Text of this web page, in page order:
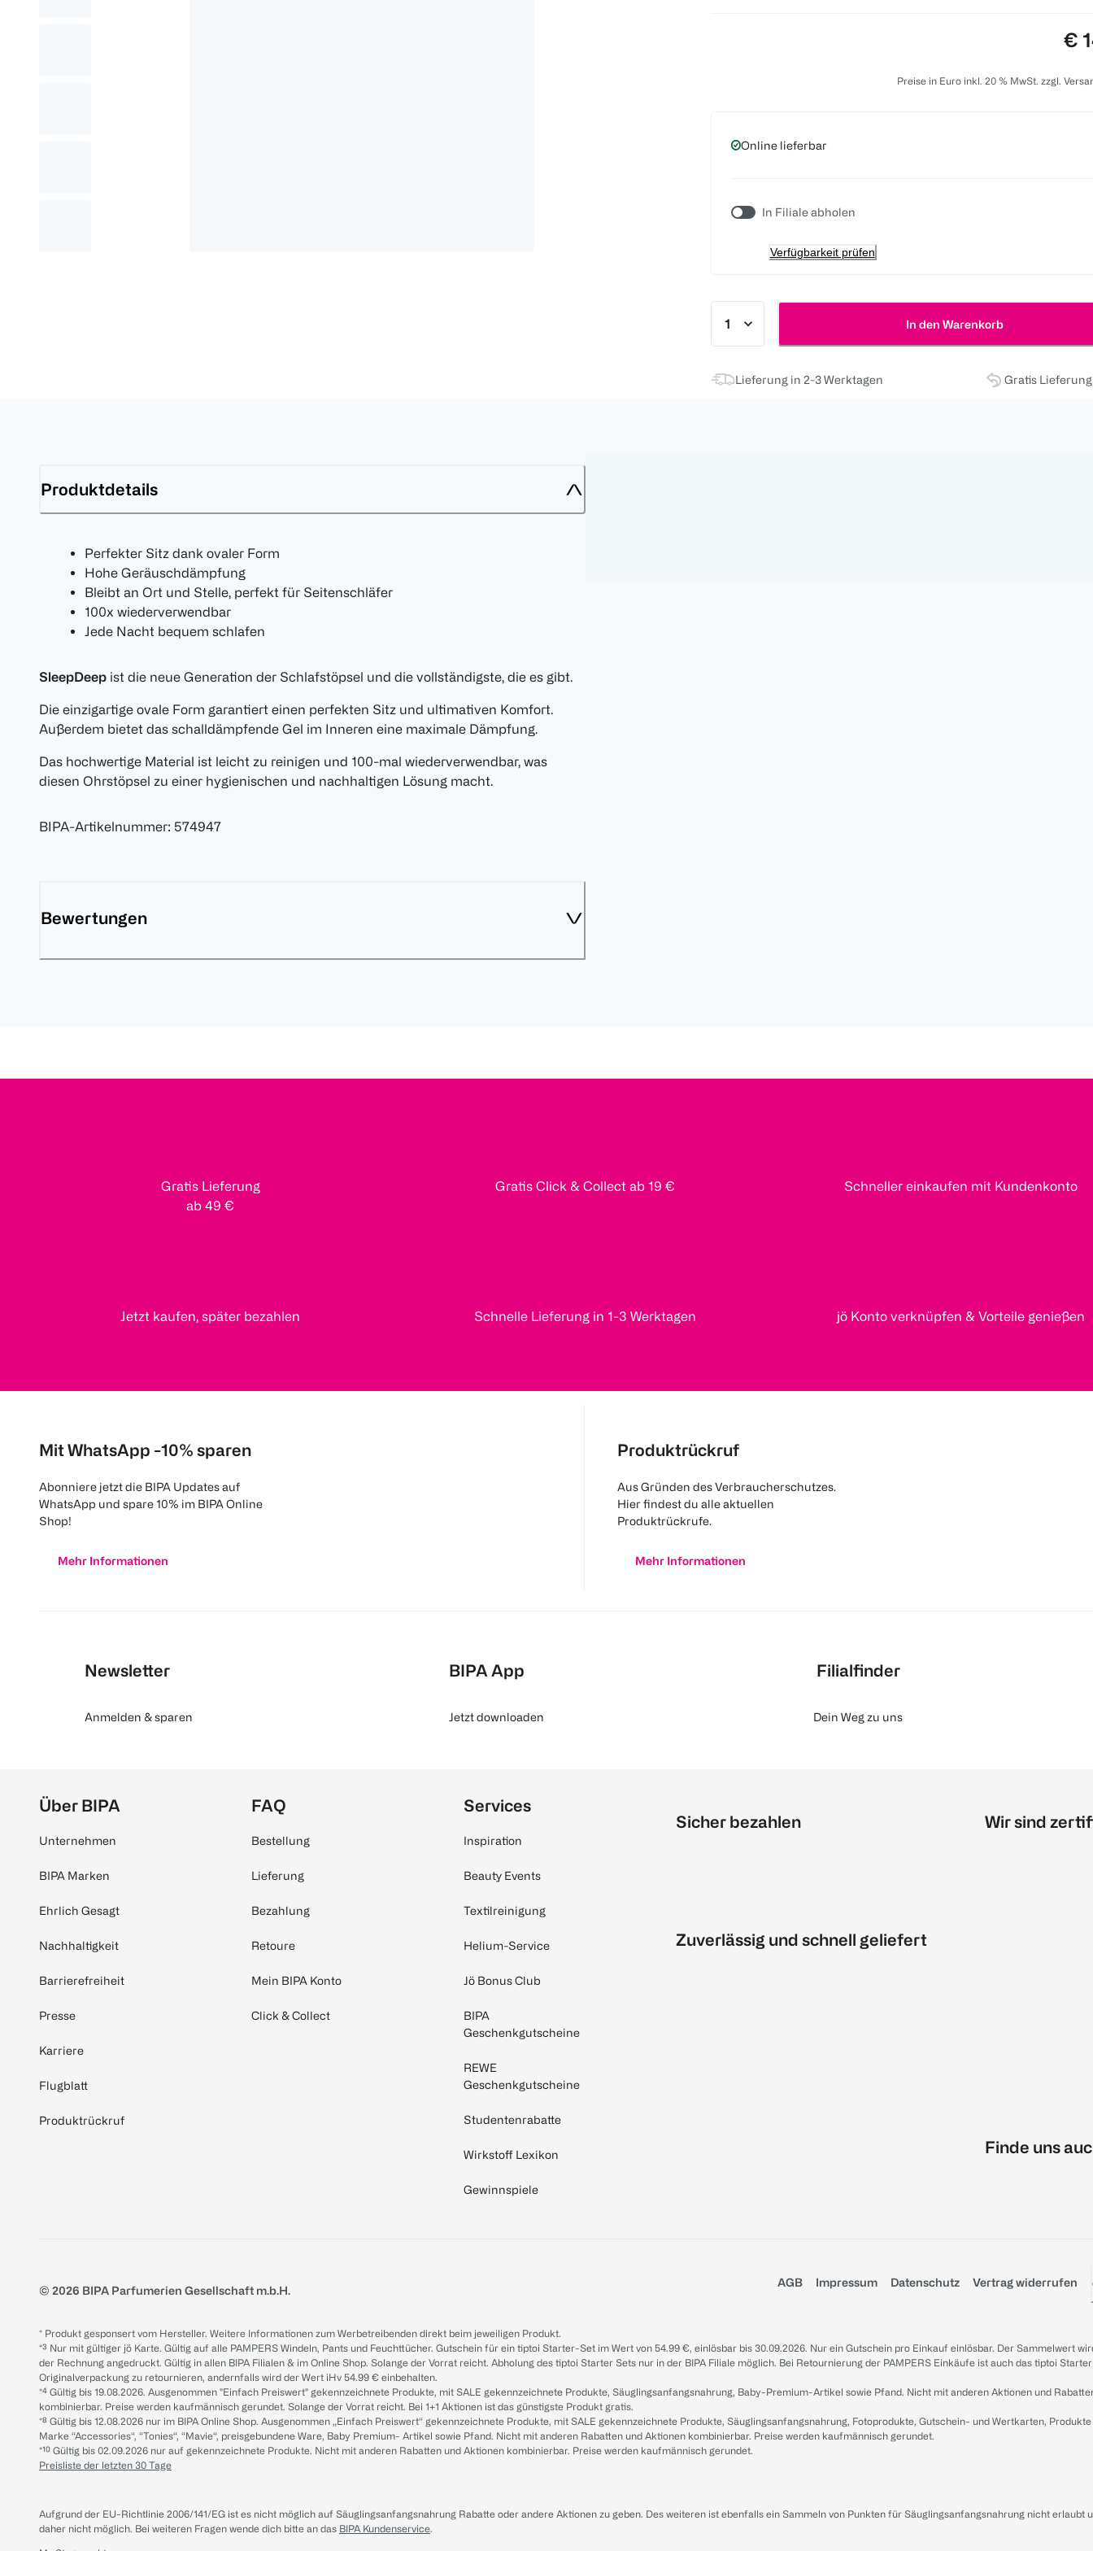
€
Preise in Euro inkl. 20 % MwSt. zzgl.
Online lieferbar
In Filiale abholen
Verfügbarkeit prüfen
In den Warenkorb
Lieferung in 2-3 Werktagen Gratis
Produktdetails
Perfekter Sitz dank ovaler Form
Hohe Geräuschdämpfung
Bleibt an Ort und Stelle, perfekt für Seitenschläfer
100x wiederverwendbar
Jede Nacht bequem schlafen
SleepDeep ist die neue Generation der Schlafstöpsel und die vollständigste, die es gibt.
Die einzigartige ovale Form garantiert einen perfekten Sitz und ultimativen Komfort.
Außerdem bietet das schalldämpfende Gel im Inneren eine maximale Dämpfung.
Das hochwertige Material ist leicht zu reinigen und 100-mal wiederverwendbar, was
diesen Ohrstöpsel zu einer hygienischen und nachhaltigen Lösung macht.
BIPA-Artikelnummer: 574947
Bewertungen
Gratis Lieferung
ab 49 €
Gratis Click & Collect ab 19 € Schneller einkaufen mit Kundenkonto
Jetzt kaufen, später bezahlen Schnelle Lieferung in 1-3 Werktagen jö Konto verknüpfen & Vorteile genießen
Mit WhatsApp -10% sparen
Abonniere jetzt die BIPA Updates auf
WhatsApp und spare 10% im BIPA Online
Shop!
Mehr Informationen
Produktrückruf
Aus Gründen des Verbraucherschutzes.
Hier findest du alle aktuellen
Produktrückrufe.
Mehr Informationen
Newsletter
Anmelden & sparen
BIPA App
Jetzt downloaden
Filialfinder
Dein Weg zu uns
Über BIPA
Unternehmen
BIPA Marken
Ehrlich Gesagt
Nachhaltigkeit
Barrierefreiheit
Presse
Karriere
Flugblatt
Produktrückruf
FAQ
Bestellung
Lieferung
Bezahlung
Retoure
Mein BIPA Konto
Click & Collect
Services
Inspiration
Beauty Events
Textilreinigung
Helium-Service
Jö Bonus Club
BIPA
Geschenkgutscheine
REWE
Geschenkgutscheine
Studentenrabatte
Wirkstoff Lexikon
Gewinnspiele
Sicher bezahlen
Zuverlässig und schnell geliefert
Wir sind
Finde uns
© 2026 BIPA Parfumerien Gesellschaft m.b.H.
AGB Impressum Datenschutz Vertrag widerrufen
* Produkt gesponsert vom Hersteller. Weitere Informationen zum Werbetreibenden direkt beim jeweiligen Produkt.
*³ Nur mit gültiger jö Karte. Gültig auf alle PAMPERS Windeln, Pants und Feuchttücher. Gutschein für ein tiptoi Starter-Set im Wert von 54.99 €, einlösbar bis 30.09.2026. Nur ein Gutschein pro Einkauf einlösbar. Der Sammelwert
der Rechnung angedruckt. Gültig in allen BIPA Filialen & im Online Shop. Solange der Vorrat reicht. Abholung des tiptoi Starter Sets nur in der BIPA Filiale möglich. Bei Retournierung der PAMPERS Einkäufe ist auch das tiptoi
Originalverpackung zu retournieren, andernfalls wird der Wert iHv 54.99 € einbehalten.
*⁴ Gültig bis 19.08.2026. Ausgenommen "Einfach Preiswert" gekennzeichnete Produkte, mit SALE gekennzeichnete Produkte, Säuglingsanfangsnahrung, Baby-Premium-Artikel sowie Pfand. Nicht mit anderen Aktionen und
kombinierbar. Preise werden kaufmännisch gerundet. Solange der Vorrat reicht. Bei 1+1 Aktionen ist das günstigste Produkt gratis.
*⁸ Gültig bis 12.08.2026 nur im BIPA Online Shop. Ausgenommen „Einfach Preiswert“ gekennzeichnete Produkte, mit SALE gekennzeichnete Produkte, Säuglingsanfangsnahrung, Fotoprodukte, Gutschein- und Wertkarten,
Marke “Accessories“, “Tonies“, “Mavie“, preisgebundene Ware, Baby Premium- Artikel sowie Pfand. Nicht mit anderen Rabatten und Aktionen kombinierbar. Preise werden kaufmännisch gerundet.
*¹⁰ Gültig bis 02.09.2026 nur auf gekennzeichnete Produkte. Nicht mit anderen Rabatten und Aktionen kombinierbar. Preise werden kaufmännisch gerundet.
Preisliste der letzten 30 Tage
Aufgrund der EU-Richtlinie 2006/141/EG ist es nicht möglich auf Säuglingsanfangsnahrung Rabatte oder andere Aktionen zu geben. Des weiteren ist ebenfalls ein Sammeln von Punkten für Säuglingsanfangsnahrung nicht erlaubt
daher nicht möglich. Bei weiteren Fragen wende dich bitte an das BIPA Kundenservice.